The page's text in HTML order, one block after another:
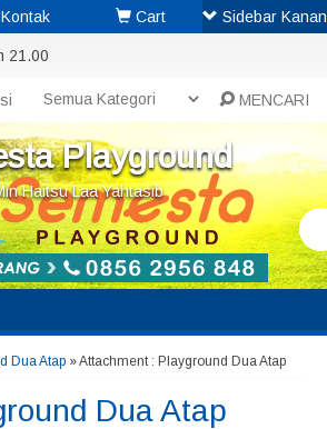
21.00
MENCARI
Playground
Haitsu Laa Yahtasib
Dua Atap» Attachment : Playground Dua Atap
Dua Atap
Kontak Cart Sidebar Kanan